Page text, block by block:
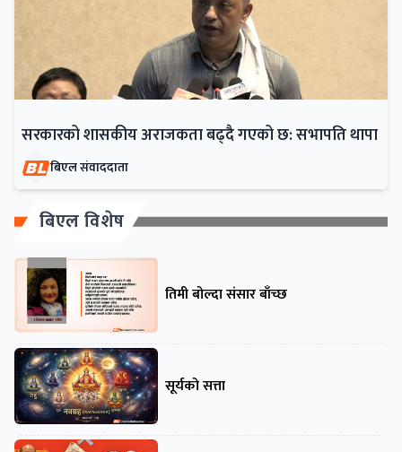
सरकारको शासकीय अराजकता बढ्दै गएको छ: सभापति थापा
बिएल संवाददाता
बिएल विशेष
तिमी बोल्दा संसार बाँच्छ
सूर्यको सत्ता